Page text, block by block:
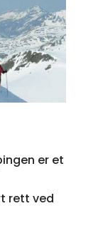
er et
rett ved